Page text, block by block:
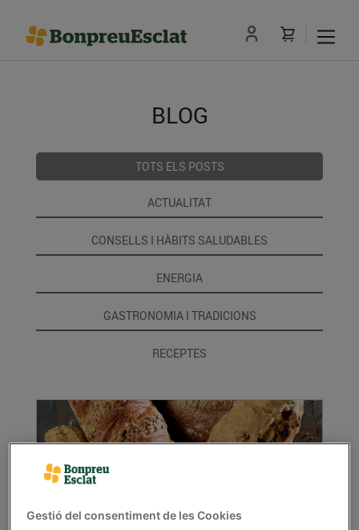
BLOG
TOTS ELS POSTS
ACTUALITAT
CONSELLS I HÀBITS SALUDABLES
ENERGIA
GASTRONOMIA I TRADICIONS
RECEPTES
Gestió del consentiment de les Cookies